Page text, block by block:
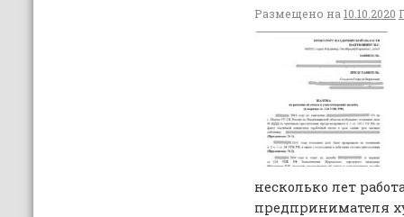
Размещено на 10.10.2020
несколько лет
предпринимателя